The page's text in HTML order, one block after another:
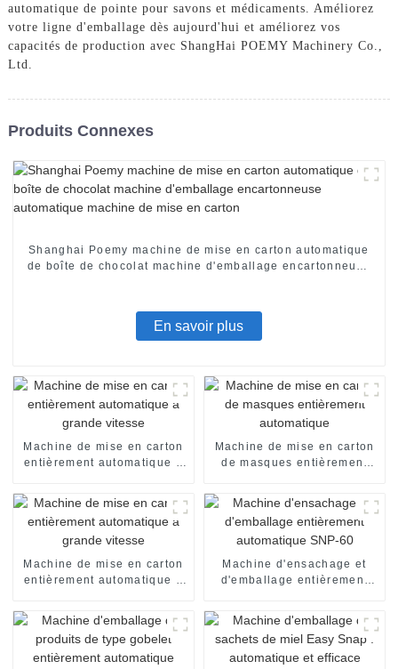
automatique de pointe pour savons et médicaments. Améliorez
votre ligne d'emballage dès aujourd'hui et améliorez vos
capacités de production avec ShangHai POEMY Machinery Co.,
Ltd.
Produits Connexes
Shanghai Poemy machine de mise en carton automatique
de boîte de chocolat machine d'emballage encartonneuse
En savoir plus
Machine de mise en carton
entièrement automatique à
Machine de mise en carton
de masques entièrement
Machine de mise en carton
entièrement automatique à
Machine d'ensachage et
d'emballage entièrement